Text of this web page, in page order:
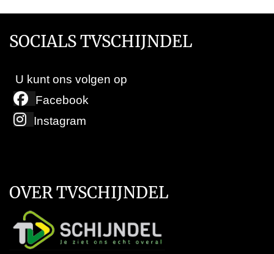
SOCIALS TVSCHIJNDEL
U kunt ons volgen op
Facebook
Instagram
OVER TVSCHIJNDEL